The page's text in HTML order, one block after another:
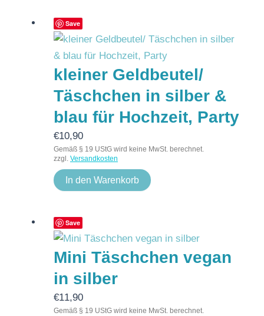
Save
kleiner Geldbeutel/
Täschchen in silber &
blau für Hochzeit, Party
€10,90
Gemäß § 19 UStG wird keine MwSt. berechnet.
zzgl. Versandkosten
In den Warenkorb
Save
Mini Täschchen vegan
in silber
€11,90
Gemäß § 19 UStG wird keine MwSt. berechnet.